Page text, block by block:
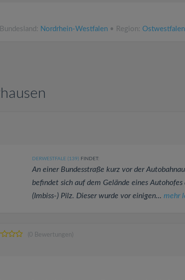
Nordrhein-Westfalen • Region:
DERWESTFALE (139) FINDET:
An einer Bundesstraße kurz vor der
befindet sich auf dem Gelände eines Autohofes
(Imbiss-) Pilz. Dieser wurde vor einigen... mehr
(0 Bewertungen)